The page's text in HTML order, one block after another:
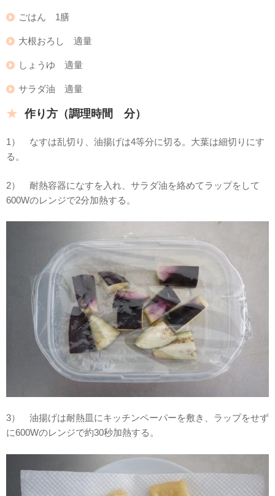
ごはん 1膳
大根おろし 適量
しょうゆ 適量
サラダ油 適量
作り方（調理時間 分）
1） なすは乱切り、油揚げは4等分に切る。大葉は細切りにす
る。
2） 耐熱容器になすを入れ、サラダ油を絡めてラップをして
600Wのレンジで2分加熱する。
3） 油揚げは耐熱皿にキッチンペーパーを敷き、ラップをせず
に600Wのレンジで約30秒加熱する。